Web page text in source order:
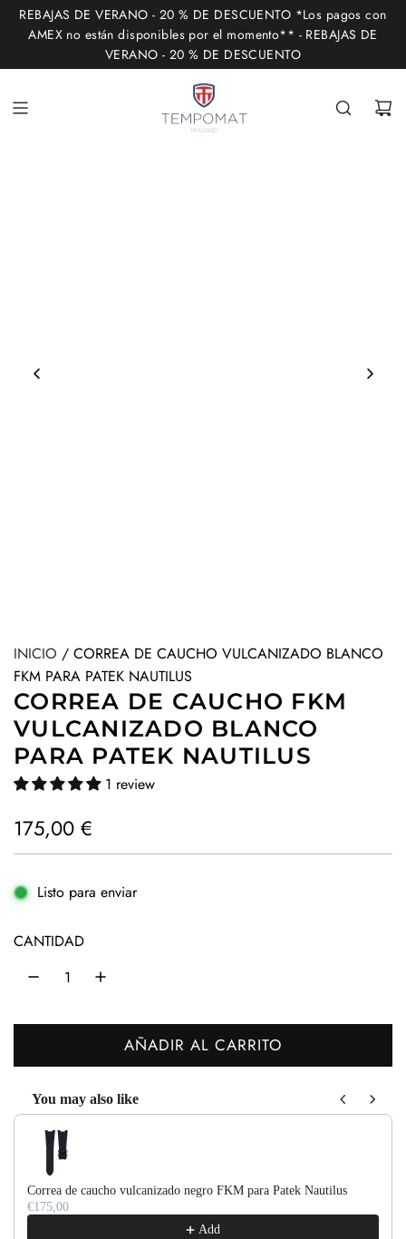
REBAJAS DE VERANO - 20 % DE DESCUENTO *Los pagos con
AMEX no están disponibles por el momento** - REBAJAS DE
VERANO - 20 % DE DESCUENTO
INICIO / CORREA DE CAUCHO VULCANIZADO BLANCO
FKM PARA PATEK NAUTILUS
CORREA DE CAUCHO FKM
VULCANIZADO BLANCO
PARA PATEK NAUTILUS
1 review
P
r
e
i
h
i
175,00 €
Listo para enviar
CANTIDAD
AÑADIR AL CARRITO
C
D
O
You may also like
Use the Previous and Next buttons to navigate through product
Correa de caucho vulcanizado negro FKM para Patek Nautilus
€175,00
Add